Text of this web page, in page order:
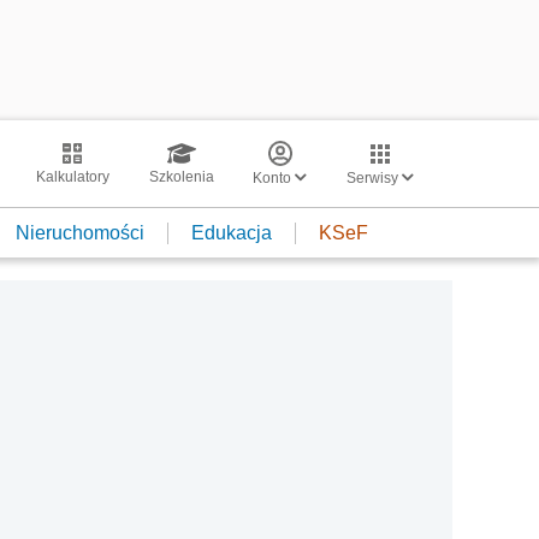
Kalkulatory Szkolenia Konto Serwisy
Nieruchomości Edukacja KSeF